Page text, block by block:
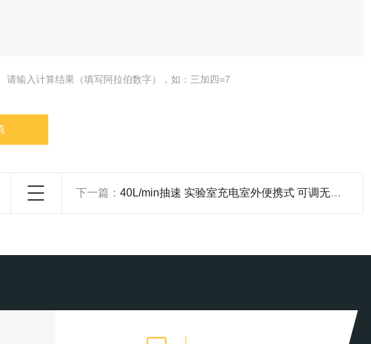
请输入计算结果（填写阿拉伯数字），如：三加四=7
下一篇：40L/min抽速 实验室充电室外便携式 可调无油隔膜真空泵 正负压型 产品关键词:实验室隔膜真空泵哪里有卖;无油实验室真空泵;实验室隔膜真空泵价格;隔膜真空泵40l、min